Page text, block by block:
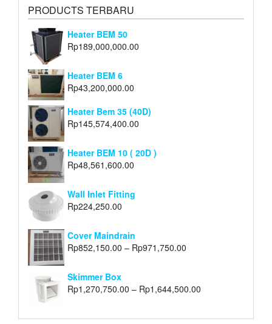
PRODUCTS TERBARU
Heater BEM 50
Rp189,000,000.00
Heater BEM 6
Rp43,200,000.00
Heater Bem 35 (40D)
Rp145,574,400.00
Heater BEM 10 ( 20D )
Rp48,561,600.00
Wall Inlet Fitting
Rp224,250.00
Cover Maindrain
Rp852,150.00 – Rp971,750.00
Skimmer Box
Rp1,270,750.00 – Rp1,644,500.00